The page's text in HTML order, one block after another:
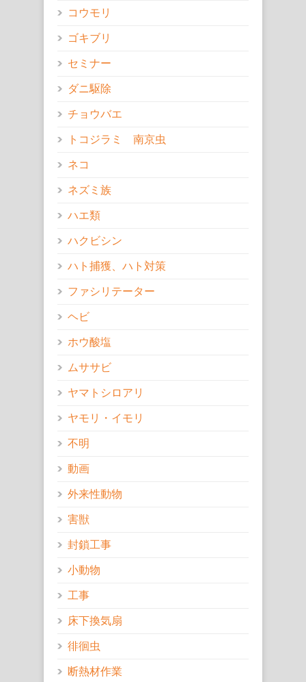
コウモリ
ゴキブリ
セミナー
ダニ駆除
チョウバエ
トコジラミ 南京虫
ネコ
ネズミ族
ハエ類
ハクビシン
ハト捕獲、ハト対策
ファシリテーター
ヘビ
ホウ酸塩
ムササビ
ヤマトシロアリ
ヤモリ・イモリ
不明
動画
外来性動物
害獣
封鎖工事
小動物
工事
床下換気扇
徘徊虫
断熱材作業